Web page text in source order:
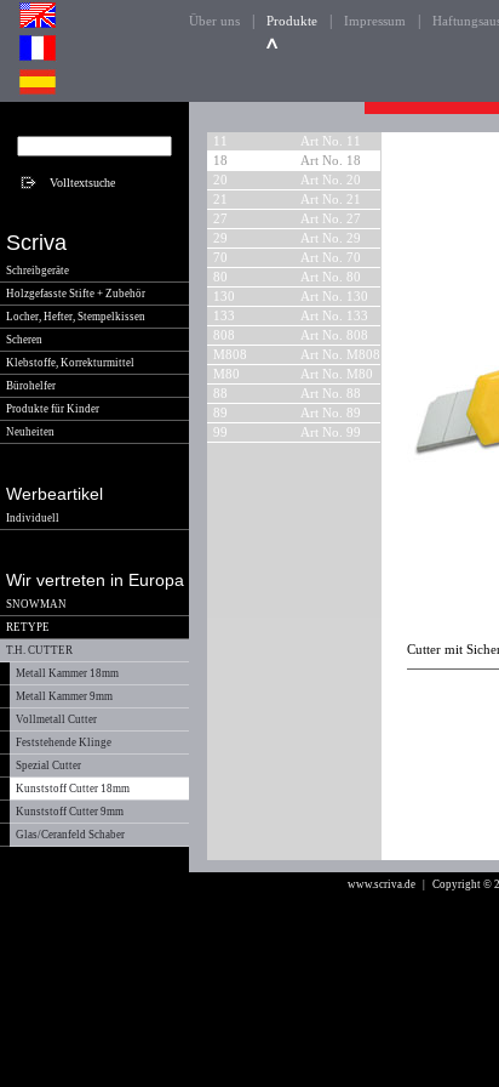
Über uns Produkte Impressum
Scriva
Schreibgeräte
Holzgefasste Stifte + Zubehör
Locher, Hefter, Stempelkissen
Scheren
Klebstoffe, Korrekturmittel
Bürohelfer
Produkte für Kinder
Neuheiten
Werbeartikel
Individuell
Wir vertreten in Europa
SNOWMAN
RETYPE
T.H. CUTTER
Metall Kammer 18mm
Metall Kammer 9mm
Vollmetall Cutter
Feststehende Klinge
Spezial Cutter
Kunststoff Cutter 18mm
Kunststoff Cutter 9mm
Glas/Ceranfeld Schaber
11
Art No. 11
18
Art No. 18
20
Art No. 20
21
Art No. 21
27
Art No. 27
29
Art No. 29
70
Art No. 70
80
Art No. 80
130
Art No. 130
133
Art No. 133
808
Art No. 808
M808
Art No. M808
M80
Art No. M80
88
Art No. 88
89
Art No. 89
99
Art No. 99
Cutter mit
www.scriva.de | Copyright ©